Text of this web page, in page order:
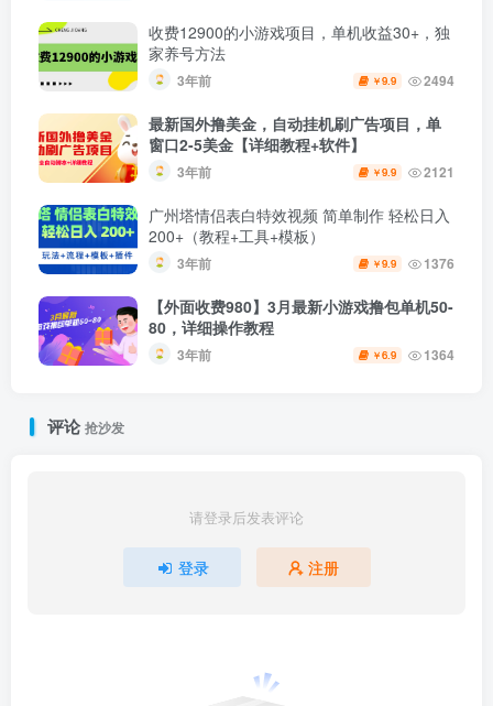
收费12900的小游戏项目，单机收益30+，独
家养号方法
3年前 ￥9.9 2494
最新国外撸美金，自动挂机刷广告项目，单
窗口2-5美金【详细教程+软件】
3年前 ￥9.9 2121
广州塔情侣表白特效视频 简单制作 轻松日入
200+（教程+工具+模板）
3年前 ￥9.9 1376
【外面收费980】3月最新小游戏撸包单机50-
80，详细操作教程
3年前 ￥6.9 1364
评论抢沙发
请登录后发表评论
登录 注册